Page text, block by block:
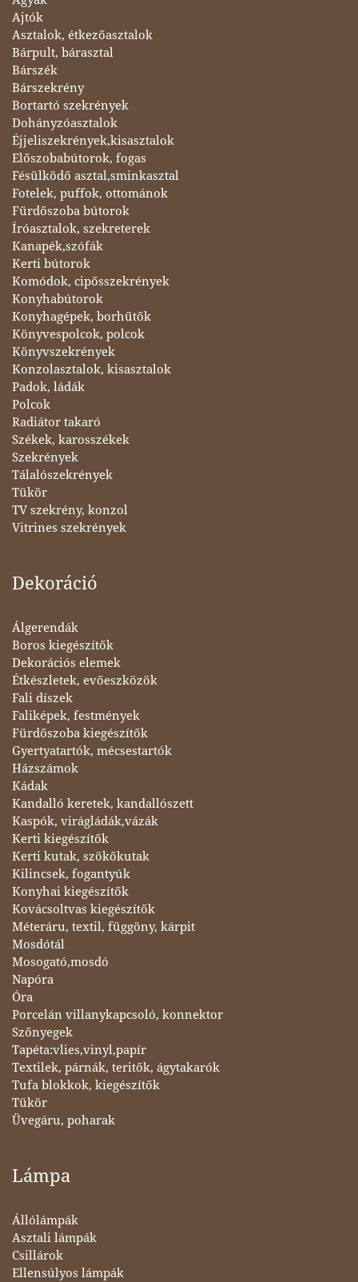
Ajtók
Asztalok, étkezőasztalok
Bárpult, bárasztal
Bárszék
Bárszekrény
Bortartó szekrények
Dohányzóasztalok
Éjjeliszekrények,kisasztalok
Előszobabútorok, fogas
Fésülködő asztal,sminkasztal
Fotelek, puffok, ottománok
Fürdőszoba bútorok
Íróasztalok, szekreterek
Kanapék,szófák
Kerti bútorok
Komódok, cipősszekrények
Konyhabútorok
Konyhagépek, borhűtők
Könyvespolcok, polcok
Könyvszekrények
Konzolasztalok, kisasztalok
Padok, ládák
Polcok
Radiátor takaró
Székek, karosszékek
Szekrények
Tálalószekrények
Tükör
TV szekrény, konzol
Vitrines szekrények
Dekoráció
Álgerendák
Boros kiegészítők
Dekorációs elemek
Étkészletek, evőeszközök
Fali díszek
Faliképek, festmények
Fürdőszoba kiegészítők
Gyertyatartók, mécsestartók
Házszámok
Kádak
Kandalló keretek, kandallószett
Kaspók, virágládák,vázák
Kerti kiegészítők
Kerti kutak, szökőkutak
Kilincsek, fogantyúk
Konyhai kiegészítők
Kovácsoltvas kiegészítők
Méteráru, textil, függöny, kárpit
Mosdótál
Mosogató,mosdó
Napóra
Óra
Porcelán villanykapcsoló, konnektor
Szőnyegek
Tapéta:vlies,vinyl,papír
Textilek, párnák, teritők, ágytakarók
Tufa blokkok, kiegészítők
Tükör
Üvegáru, poharak
Lámpa
Állólámpák
Asztali lámpák
Csillárok
Ellensúlyos lámpák